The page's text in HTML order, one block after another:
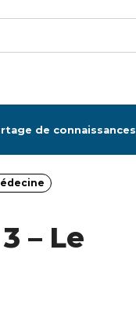
de connaissances
– Le
Catégorie